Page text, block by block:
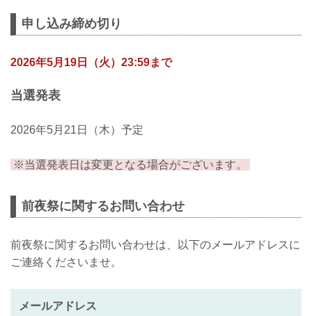
イ級王者の扇久保博正に挑む他、元谷vs.
けて前日に前夜祭イベントを開催いたし
参加ゲストには、征矢貴・大島沙緒里が
します...
申し込み締め切り
2026年5月19日（火）23:59まで
当選発表
2026年5月21日（木）予定
※当選発表日は変更となる場合がございます。
前夜祭に関するお問い合わせ
前夜祭に関するお問い合わせは、以下のメールアドレスに
ご連絡くださいませ。
メールアドレス